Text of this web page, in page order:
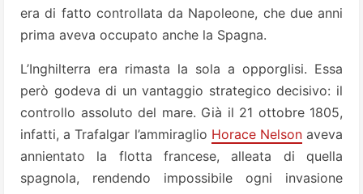
era di fatto controllata da Napoleone, che due anni
prima aveva occupato anche la Spagna.
L’Inghilterra era rimasta la sola a opporglisi. Essa
però godeva di un vantaggio strategico decisivo: il
controllo assoluto del mare. Già il 21 ottobre 1805,
infatti, a Trafalgar l’ammiraglio Horace Nelsonaveva
annientato la flotta francese, alleata di quella
spagnola, rendendo impossibile ogni invasione